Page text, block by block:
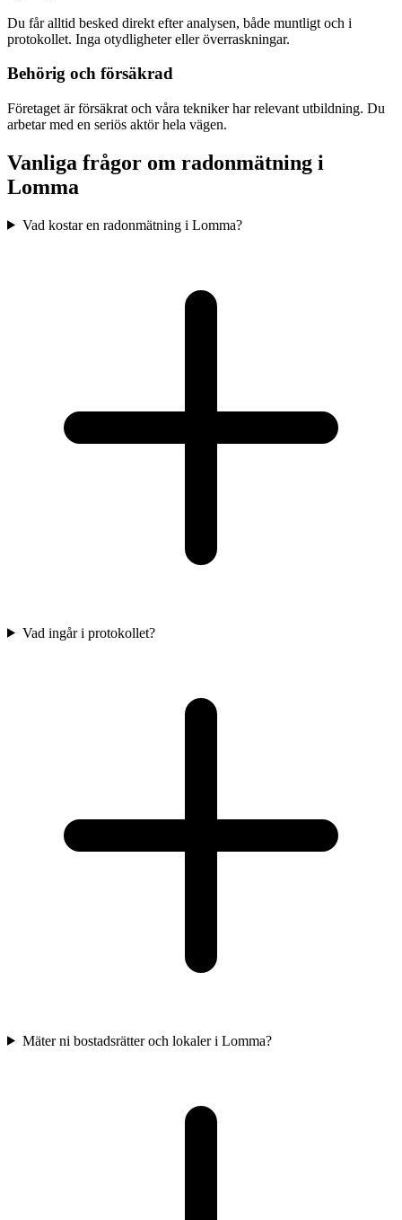
Du får alltid besked direkt efter analysen, både muntligt och i
protokollet. Inga otydligheter eller överraskningar.
Behörig och försäkrad
Företaget är försäkrat och våra tekniker har relevant utbildning. Du
arbetar med en seriös aktör hela vägen.
Vanliga frågor om radonmätning i
Lomma
Vad kostar en radonmätning i Lomma?
Vad ingår i protokollet?
Mäter ni bostadsrätter och lokaler i Lomma?